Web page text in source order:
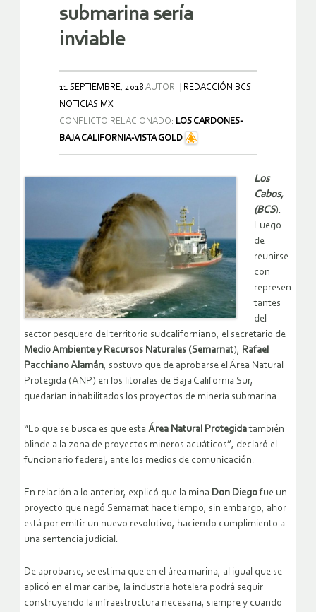
submarina sería
inviable
11 SEPTIEMBRE, 2018 AUTOR:
REDACCIÓN BCS
NOTICIAS.MX
CONFLICTO RELACIONADO: LOS CARDONES-
BAJA CALIFORNIA-VISTA GOLD
Los
Cabos,
(BCS).
Luego
de
reunirse
con
represen
tantes
del
sector pesquero del territorio sudcaliforniano, el secretario de
Medio Ambiente y Recursos Naturales (Semarnat), Rafael
Pacchiano Alamán, sostuvo que de aprobarse el Área Natural
Protegida (ANP) en los litorales de Baja California Sur,
quedarían inhabilitados los proyectos de minería submarina.
“Lo que se busca es que esta Área Natural Protegidatambién
blinde a la zona de proyectos mineros acuáticos”, declaró el
funcionario federal, ante los medios de comunicación.
En relación a lo anterior, explicó que la mina Don Diegofue un
proyecto que negó Semarnat hace tiempo, sin embargo, ahor
está por emitir un nuevo resolutivo, haciendo cumplimiento a
una sentencia judicial.
De aprobarse, se estima que en el área marina, al igual que se
aplicó en el mar caribe, la industria hotelera podrá seguir
construyendo la infraestructura necesaria, siempre y cuando